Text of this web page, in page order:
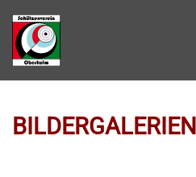
Zum Hauptinhalt springen
BILDERGALERIEN